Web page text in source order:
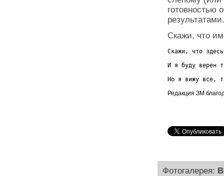
готовностью
Скажи, что
Скажи, что
И я буду верен
Но я вижу все,
Редакция ЗМ
Фотогалерея: